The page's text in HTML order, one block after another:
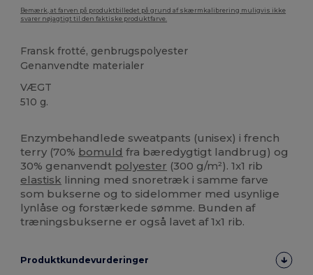
Bemærk, at farven på produktbilledet på grund af skærmkalibrering muligvis ikke
svarer nøjagtigt til den faktiske produktfarve.
Fransk frotté, genbrugspolyester
Genanvendte materialer
VÆGT
510 g.
Enzymbehandlede sweatpants (unisex) i french
terry (70% bomuld fra bæredygtigt landbrug) og
30% genanvendt polyester (300 g/m²). 1x1 rib
elastisk linning med snoretræk i samme farve
som bukserne og to sidelommer med usynlige
lynlåse og forstærkede sømme. Bunden af
træningsbukserne er også lavet af 1x1 rib.
Produktkundevurderinger